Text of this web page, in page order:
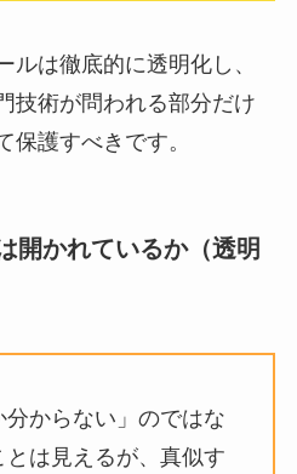
ルは徹底的に透明化し、
技術が問われる部分だけ
保護すべきです。
開かれているか（透明
分からない」のではな
とは見えるが、真似す